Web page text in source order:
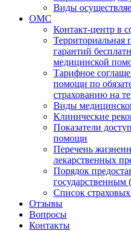
Виды
ОМС
Контакт-центр в
Территориальная
гарантий
медицинской
Тарифное
помощи по
страхованию на
Виды
Клинические
Показатели
помощи
Перечень
лекарственных
Порядок
Список
Отзывы
Вопросы
Контакты